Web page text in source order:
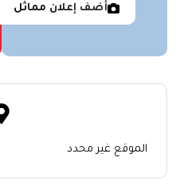
أضف إعلان مماثل
الموقع غير محدد